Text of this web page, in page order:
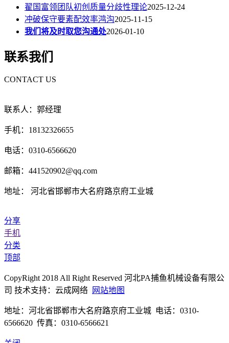
翟国富领团队初创质量分歧性理论2025-12-24
冲破保守要素配效率鸿沟2025-11-15
我们将及时取您沟通处2026-01-10
联系我们
CONTACT US
联系人：郭经理
手机：18132326655
电话：0310-6566620
邮箱：441520902@qq.com
地址： 河北省邯郸市大名府路京府工业城
分享
手机
分类
顶部
CopyRight 2018 All Right Reserved 河北PA捕鱼机械设备有限公
司 技术支持：云成网络
网站地图
地址：河北省邯郸市大名府路京府工业城 电话：0310-
6566620 传真：0310-6566621